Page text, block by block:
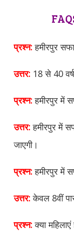
प्रश्न:हमीरपुर
उत्तर: 18 से 40 वर्ष
प्रश्न:हमीरपुर में
उत्तर:हमीरपुर में
जाएगी।
प्रश्न:हमीरपुर में
उत्तर:केवल 8वीं
प्रश्न:क्या